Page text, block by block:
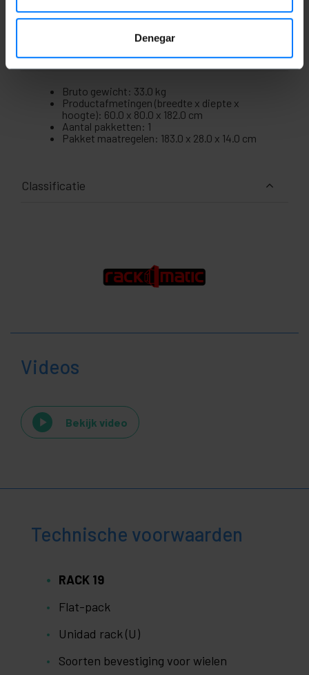
Denegar
Maten en gewichten
Bruto gewicht: 33.0 kg
Productafmetingen (breedte x diepte x
hoogte): 60.0 x 80.0 x 182.0 cm
Aantal pakketten: 1
Pakket maatregelen: 183.0 x 28.0 x 14.0 cm
Classificatie
Videos
Bekijk video
Technische voorwaarden
RACK 19
Flat-pack
Unidad rack (U)
Soorten bevestiging voor wielen